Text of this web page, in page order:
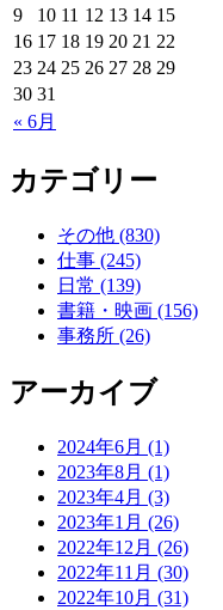
« 6月
9
10 11 12 13 14 15
16 17 18 19 20 21 22
23 24 25 26 27 28 29
30 31
カテゴリー
その他 (830)
仕事 (245)
日常 (139)
書籍・映画 (156)
事務所 (26)
アーカイブ
2024年6月 (1)
2023年8月 (1)
2023年4月 (3)
2023年1月 (26)
2022年12月 (26)
2022年11月 (30)
2022年10月 (31)